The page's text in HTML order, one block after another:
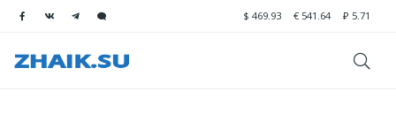
$ 469.93 € 541.64 ₽ 5.71